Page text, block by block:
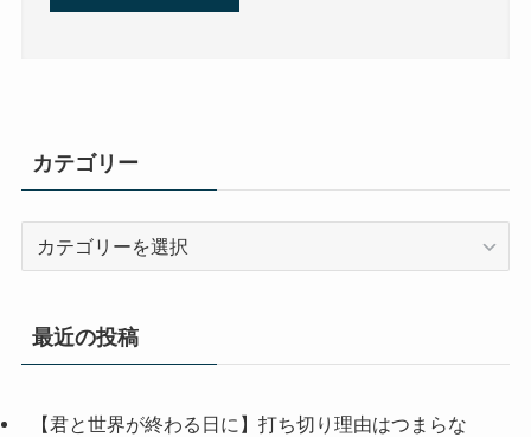
カテゴリー
リ
最近の投稿
【君と世界が終わる日に】打ち切り理由はつまらな